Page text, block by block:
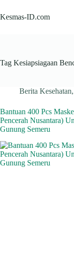
to
content
Kesmas-ID.com
Tag Kesiapsiagaan
Berita Kesehatan,
Bantuan 400 Pcs
Pencerah Nusantara)
Gunung Semeru